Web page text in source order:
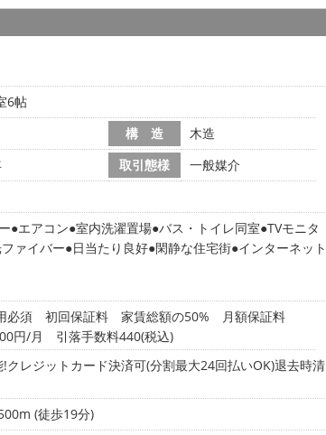
6帖
構 造
木造
取引態様
一般媒介
エアコン 室内洗濯置場 バス・トイレ同室 TVモニタ
ァイバー 日当たり良好 閑静な住宅街 インターネット
必須 初回保証料 家賃総額の50% 月額保証料
円/月 引落手数料440(税込)
クレジットカード決済可(分割最大24回払いOK)退去時清
(徒歩19分)